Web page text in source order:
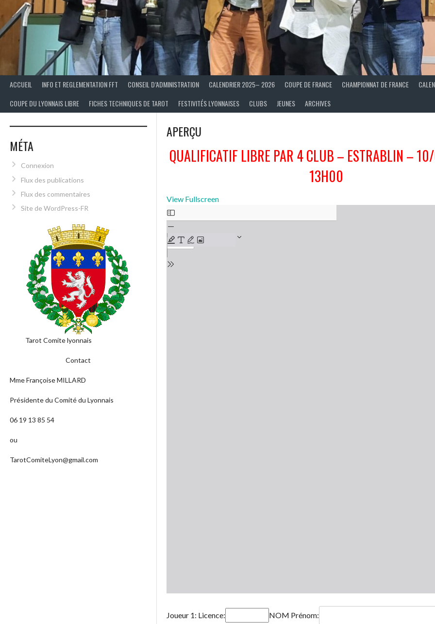
ACCUEIL INFO ET REGLEMENTATION FFT CONSEIL D’ADMINISTRATION CALENDRIER 2025– 2026 COUPE DE FRANCE CHAMPIONNAT DE FRANCE
COUPE DU LYONNAIS LIBRE
FICHES TECHNIQUES DE TAROT FESTIVITÉS LYONNAISES CLUBS JEUNES ARCHIVES
APERÇU
QUALIFICATIF LIBRE PAR 4 CLUB – ESTRABLIN –
13H00
View Fullscreen
Joueur 1: Licence: NOM Prénom:
MÉTA
Connexion
Flux des publications
Flux des commentaires
Site de WordPress-FR
Tarot Comite lyonnais
Contact
Mme Françoise MILLARD
Présidente du Comité du Lyonnais
06 19 13 85 54
ou
TarotComiteLyon@gmail.com